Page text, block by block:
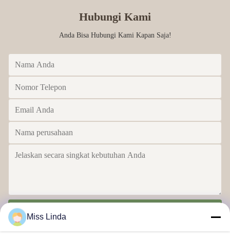
Hubungi Kami
Anda Bisa Hubungi Kami Kapan Saja!
Miss Linda